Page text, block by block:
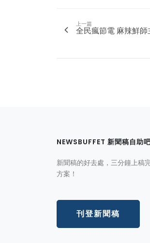
上一篇
全民瘋節電 麻辣鮮師
NEWSBUFFET 新聞稿自助
新聞稿的好去處，三分鐘上稿
方案！
刊登新聞稿